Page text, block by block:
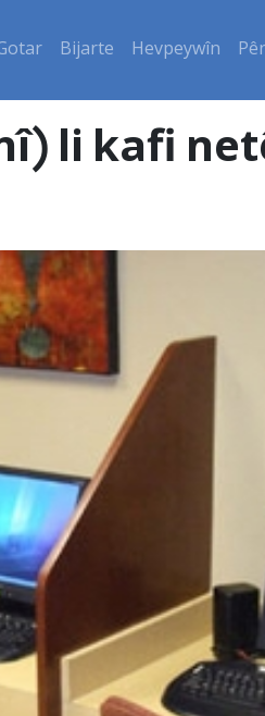
Bijarte Hevpeywîn
li kafi